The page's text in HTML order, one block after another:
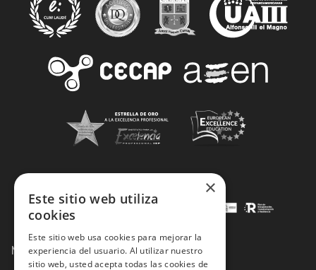
Métodos de Pago:
×
Este sitio web utiliza
cookies
Este sitio web usa cookies para mejorar la
experiencia del usuario. Al utilizar nuestro
sitio web, usted acepta todas las cookies de